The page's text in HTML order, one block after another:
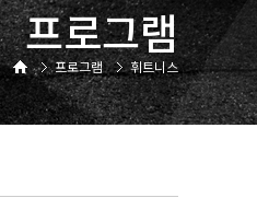
프로그램
프로그램 휘트니스